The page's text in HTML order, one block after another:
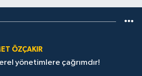
ÖZÇAKIR
yönetimlere çağrımdır!